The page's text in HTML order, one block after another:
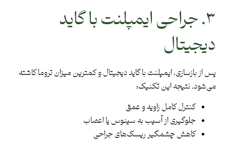
۳. جراحی ایمپلنت با گاید
دیجیتال
پس از بازسازی، ایمپلنت با گاید دیجیتال و کمترین میزان تروما کاشته
می‌شود. نتیجه این تکنیک:
کنترل کامل زاویه و عمق
جلوگیری از آسیب به سینوس یا اعصاب
کاهش چشمگیر ریسک‌های جراحی